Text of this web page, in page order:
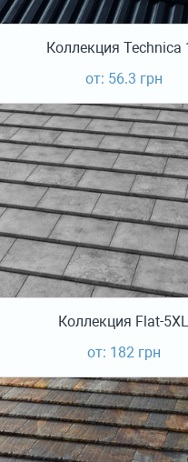
Коллекция Technica
от: 56.3 грн
Коллекция Flat-5XL
от: 182 грн